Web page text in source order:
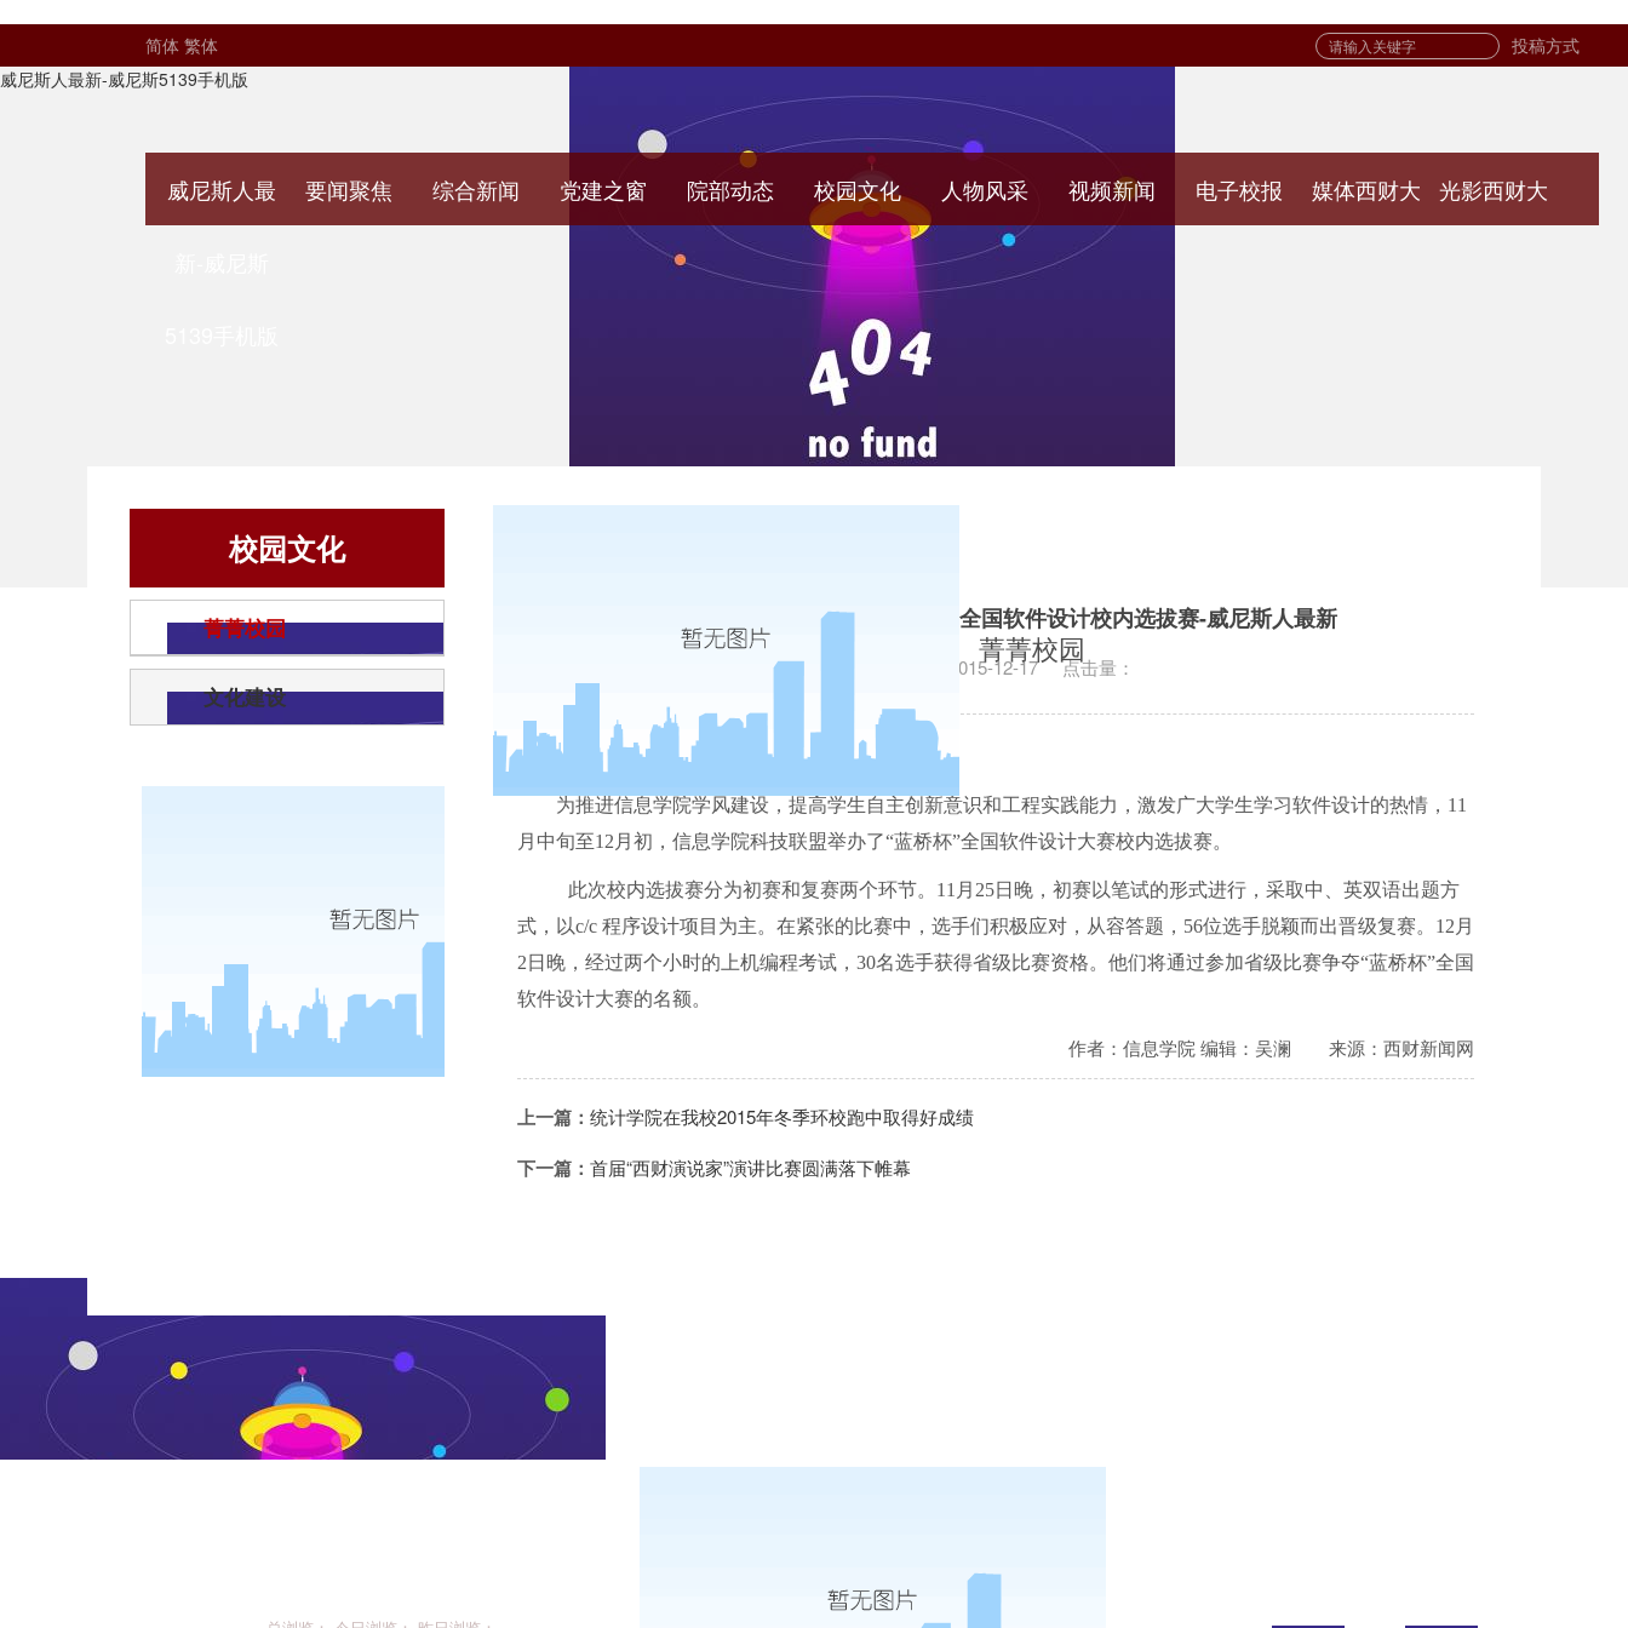
简体 繁体
投稿方式
威尼斯人最新-威尼斯5139手机版
威尼斯人最 要闻聚焦 综合新闻 党建之窗 院部动态 校园文化 人物风采 视频新闻 电子校报 媒体西财大 光影西财大
校园文化
菁菁校园
文化建设
菁菁校园
信息学院科技联盟举行“蓝桥杯”全国软件设计校内选拔赛-威尼斯人最新
发布日期：2015-12-17 点击量：
为推进信息学院学风建设，提高学生自主创新意识和工程实践能力，激发广大学生学习软件设计的热情， 11
月中旬至12 月初，信息学院科技联盟举办了“蓝桥杯”全国软件设计大赛校内选拔赛。
此次校内选拔赛分为初赛和复赛两个环节。 11 月 25日晚，初赛以笔试的形式进行，采取中、英双语出题方
式，以c/c 程序设计项目为主。在紧张的比赛中，选手们积极应对，从容答题， 56位选手脱颖而出晋级复赛。 12 月
2 日晚，经过两个小时的上机编程考试， 30名选手获得省级比赛资格。他们将通过参加省级比赛争夺“蓝桥杯”全国
软件设计大赛的名额。
作者：信息学院 编辑：吴澜 来源：西财新闻网
上一篇： 统计学院在我校2015年冬季环校跑中取得好成绩
下一篇： 首届“西财演说家”演讲比赛圆满落下帷幕